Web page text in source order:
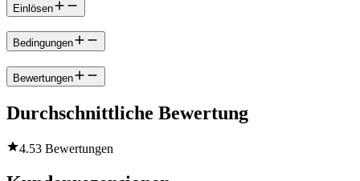
Einlösen
Bedingungen
Bewertungen
Durchschnittliche Bewertung
4.53 Bewertungen